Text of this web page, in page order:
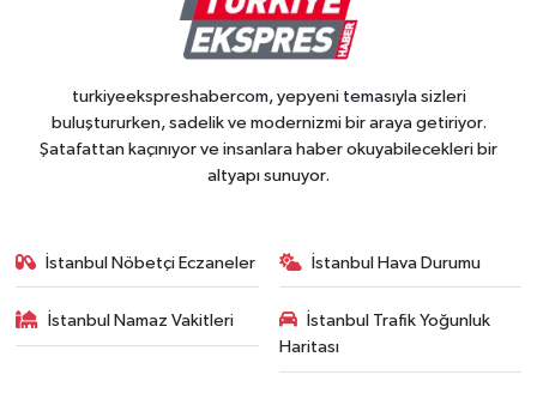
turkiyeekspreshabercom, yepyeni temasıyla sizleri
buluştururken, sadelik ve modernizmi bir araya getiriyor.
Şatafattan kaçınıyor ve insanlara haber okuyabilecekleri bir
altyapı sunuyor.
İstanbul Nöbetçi Eczaneler İstanbul Hava Durumu
İstanbul Namaz Vakitleri
İstanbul Trafik Yoğunluk
Haritası